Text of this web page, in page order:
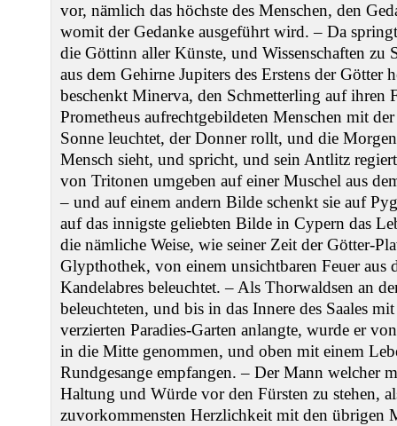
vor, nämlich das höchste des Menschen, den
womit der Gedanke ausgeführt wird. ‒ Da
die Göttinn aller Künste, und Wissenschaften zu
aus dem Gehirne Jupiters des Erstens der Götter
beschenkt Minerva, den Schmetterling auf ihren
Prometheus aufrechtgebildeten Menschen mit
Sonne leuchtet, der Donner rollt, und die
Mensch sieht, und spricht, und sein Antlitz
von Tritonen umgeben auf einer Muschel aus
‒ und auf einem andern Bilde schenkt sie auf
auf das innigste geliebten Bilde in Cypern das
die nämliche Weise, wie seiner Zeit der Götter-
Glypthothek, von einem unsichtbaren Feuer aus
Kandelabres beleuchtet. ‒ Als Thorwaldsen an
beleuchteten, und bis in das Innere des Saales
verzierten Paradies-Garten anlangte, wurde er
in die Mitte genommen, und oben mit einem
Rundgesange empfangen. ‒ Der Mann welcher
Haltung und Würde vor den Fürsten zu stehen,
zuvorkommensten Herzlichkeit mit den übrigen